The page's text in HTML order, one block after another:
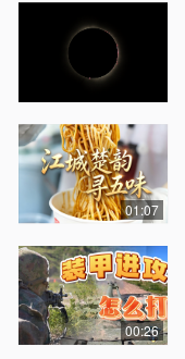
01:07
00:26